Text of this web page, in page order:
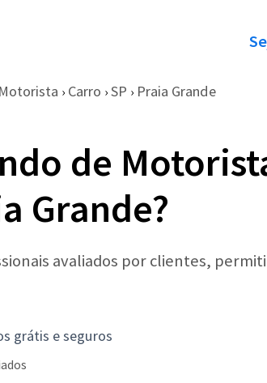
Motorista › Carro › SP › Praia Grande
de
Grande?
avaliados por clientes,
grátis e seguros